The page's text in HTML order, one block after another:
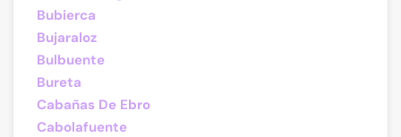
Bubierca
Bujaraloz
Bulbuente
Bureta
Cabañas De Ebro
Cabolafuente